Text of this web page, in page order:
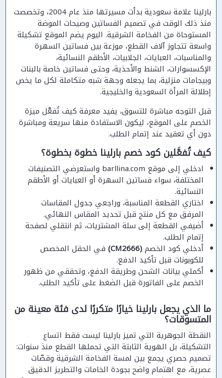
بارلينا علامة سعودية بدأت مسيرتها منذ عام 2004، وتخصصت
منذ ذلك الوقت في تصميم الفساتين وصيحات الموضة
المستوحاة من الفخامة الشرقية. اليوم يضم الموقع تشكيلة
واسعة تتجاوز آلاف القطع، موزعة بين فساتين السهرة
والمناسبات، العبايات، الجلابيات، الأطقم النسائية،
الإكسسوارات، الشنط والأحذية، وحتى فساتين خاصة بالبنات
وبيجامات منزلية، بما يجعله وجهة شبه متكاملة لكل ما يخص
إطلالة المرأة السعودية والخليجية.
قبل التوجه مباشرة للتسوق، يفيد معرفة كيف تُفعَّل ميزة
الخصم على الموقع، ليكون الاستفادة منها سريعة ومباشرة
دون أي تعقيد عند إتمام الطلب.
كيف تُفعَّلين كود خصم بارلينا خطوة بخطوة؟
ادخلي إلى موقع barllina.com واستعرضي التصنيفات
المختلفة، سواء فساتين السهرة أو العبايات أو الأطقم
النسائية.
اختاري القطعة المناسبة، وراجعي جدول المقاسات
المرفق مع كل منتج قبل تحديد المقاس النهائي.
أضيفي القطعة إلى سلة المشتريات، ثم انتقلي لصفحة
إتمام الطلب.
أدخلي كود الخصم(CM2666)
في الحقل المخصص
للكوبونات قبل تأكيد الدفع.
أكملي بيانات الشحن وطريقة الدفع، وتحققي من ظهور
الخصم على الفاتورة قبل الضغط على تأكيد الطلب.
ما الذي يجعل بارلينا خيارًا متكررًا لدى فئة معينة من
المتسوقات؟
النقطة الجوهرية التي تميز بارلينا ليست فقط اتساع
التشكيلة، بل الهوية الثابتة التي تحملها القطع منذ سنوات:
تصميم حصري يجمع بين لمسة الفخامة الشرقية وقصّات
عصرية، مع اهتمام واضح بجودة الخامات والتطريز الدقيق